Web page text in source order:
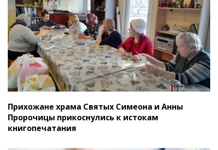
Прихожане храма Святых Симеона и Анны
Пророчицы прикоснулись к истокам
книгопечатания